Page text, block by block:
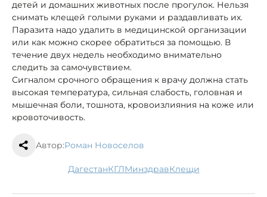
детей и домашних животных после прогулок. Нельзя
снимать клещей голыми руками и раздавливать их.
Паразита надо удалить в медицинской организации
или как можно скорее обратиться за помощью. В
течение двух недель необходимо внимательно
следить за самочувствием.
Сигналом срочного обращения к врачу должна стать
высокая температура, сильная слабость, головная и
мышечная боли, тошнота, кровоизлияния на коже или
кровоточивость.
Автор:Роман Новоселов
Дагестан КГЛ минздрав клещи